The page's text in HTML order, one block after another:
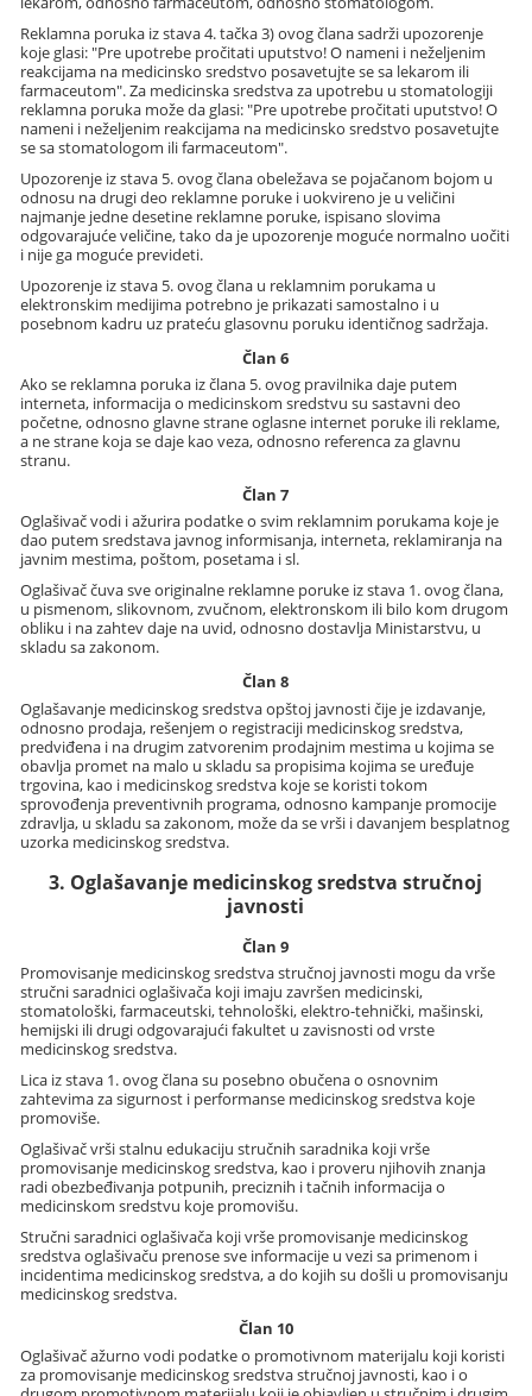
Reklamna poruka iz stava 4. tačka 3) ovog člana sadrži upozorenje
koje glasi: "Pre upotrebe pročitati uputstvo! O nameni i neželjenim
reakcijama na medicinsko sredstvo posavetujte se sa lekarom ili
farmaceutom". Za medicinska sredstva za upotrebu u stomatologiji
reklamna poruka može da glasi: "Pre upotrebe pročitati uputstvo! O
nameni i neželjenim reakcijama na medicinsko sredstvo posavetujte
se sa stomatologom ili farmaceutom".
Upozorenje iz stava 5. ovog člana obeležava se pojačanom bojom u
odnosu na drugi deo reklamne poruke i uokvireno je u veličini
najmanje jedne desetine reklamne poruke, ispisano slovima
odgovarajuće veličine, tako da je upozorenje moguće normalno uočiti
i nije ga moguće prevideti.
Upozorenje iz stava 5. ovog člana u reklamnim porukama u
elektronskim medijima potrebno je prikazati samostalno i u
posebnom kadru uz prateću glasovnu poruku identičnog sadržaja.
Član 6
Ako se reklamna poruka iz člana 5. ovog pravilnika daje putem
interneta, informacija o medicinskom sredstvu su sastavni deo
početne, odnosno glavne strane oglasne internet poruke ili reklame,
a ne strane koja se daje kao veza, odnosno referenca za glavnu
stranu.
Član 7
Oglašivač vodi i ažurira podatke o svim reklamnim porukama koje je
dao putem sredstava javnog informisanja, interneta, reklamiranja na
javnim mestima, poštom, posetama i sl.
Oglašivač čuva sve originalne reklamne poruke iz stava 1. ovog člana,
u pismenom, slikovnom, zvučnom, elektronskom ili bilo kom drugom
obliku i na zahtev daje na uvid, odnosno dostavlja Ministarstvu, u
skladu sa zakonom.
Član 8
Oglašavanje medicinskog sredstva opštoj javnosti čije je izdavanje,
odnosno prodaja, rešenjem o registraciji medicinskog sredstva,
predviđena i na drugim zatvorenim prodajnim mestima u kojima se
obavlja promet na malo u skladu sa propisima kojima se uređuje
trgovina, kao i medicinskog sredstva koje se koristi tokom
sprovođenja preventivnih programa, odnosno kampanje promocije
zdravlja, u skladu sa zakonom, može da se vrši i davanjem besplatnog
uzorka medicinskog sredstva.
3. Oglašavanje medicinskog sredstva stručnoj
javnosti
Član 9
Promovisanje medicinskog sredstva stručnoj javnosti mogu da vrše
stručni saradnici oglašivača koji imaju završen medicinski,
stomatološki, farmaceutski, tehnološki, elektro-tehnički, mašinski,
hemijski ili drugi odgovarajući fakultet u zavisnosti od vrste
medicinskog sredstva.
Lica iz stava 1. ovog člana su posebno obučena o osnovnim
zahtevima za sigurnost i performanse medicinskog sredstva koje
promoviše.
Oglašivač vrši stalnu edukaciju stručnih saradnika koji vrše
promovisanje medicinskog sredstva, kao i proveru njihovih znanja
radi obezbeđivanja potpunih, preciznih i tačnih informacija o
medicinskom sredstvu koje promovišu.
Stručni saradnici oglašivača koji vrše promovisanje medicinskog
sredstva oglašivaču prenose sve informacije u vezi sa primenom i
incidentima medicinskog sredstva, a do kojih su došli u promovisanju
medicinskog sredstva.
Član 10
Oglašivač ažurno vodi podatke o promotivnom materijalu koji koristi
za promovisanje medicinskog sredstva stručnoj javnosti, kao i o